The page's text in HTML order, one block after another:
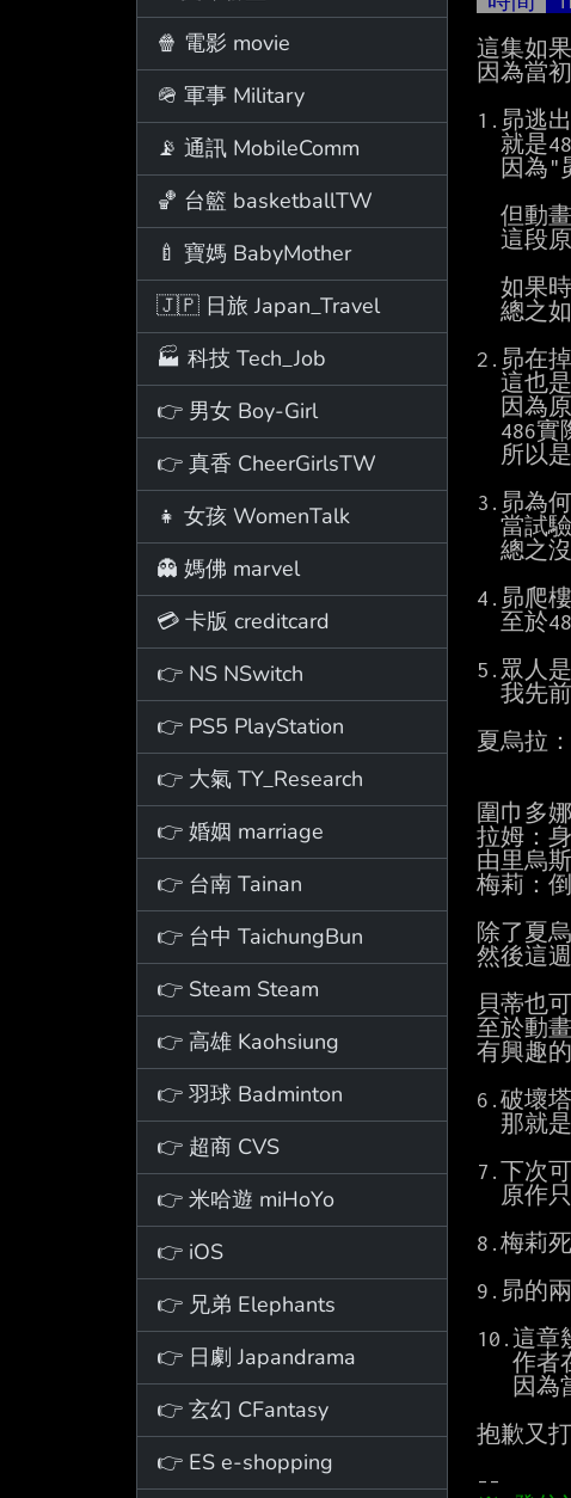
🍿 電影 movie
🪖 軍事 Military
📡 通訊 MobileComm
🏀 台籃 basketballTW
🍼 寶媽 BabyMother
🇯🇵 日旅 Japan_Travel
🏭 科技 Tech_Job
👉 男女 Boy-Girl
👉 真香 CheerGirlsTW
👧 女孩 WomenTalk
👻 媽佛 marvel
💳 卡版 creditcard
👉 NS NSwitch
👉 PS5 PlayStation
👉 大氣 TY_Research
👉 婚姻 marriage
👉 台南 Tainan
👉 台中 TaichungBun
👉 Steam Steam
👉 高雄 Kaohsiung
👉 羽球 Badminton
👉 超商 CVS
👉 米哈遊 miHoYo
👉 iOS
👉 兄弟 Elephants
👉 日劇 Japandrama
👉 玄幻 CFantasy
👉 ES e-shopping
這集如
因為當
1.昴逃
如果時
總之如
2.昴在
這也是
因為原
3.昴為
4.昴爬
5.眾人
夏烏拉
圍巾多
拉姆：
由里烏
梅莉：
除了夏
然後這
貝蒂也
至於動
有興趣
6.破壞
那就是
7.下次
原作只
8.梅莉
9.昴的
10.這章
抱歉又